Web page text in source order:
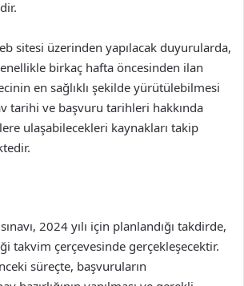
sitesi üzerinden yapılacak duyurularda,
birkaç hafta öncesinden ilan
en sağlıklı şekilde yürütülebilmesi
tarihi ve başvuru tarihleri hakkında
ulaşabilecekleri kaynakları takip
2024 yılı için planlandığı takdirde,
takvim çerçevesinde gerçekleşecektir.
süreçte, başvuruların